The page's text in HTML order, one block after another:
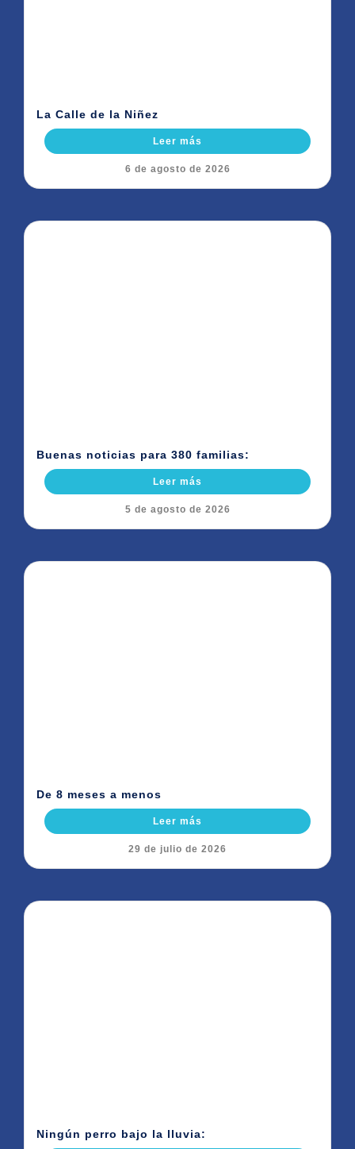
La Calle de la Niñez
Leer más
6 de agosto de 2026
Buenas noticias para 380 familias:
Leer más
5 de agosto de 2026
De 8 meses a menos
Leer más
29 de julio de 2026
Ningún perro bajo la lluvia: